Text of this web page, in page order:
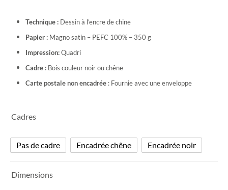
Technique : Dessin à l’encre de chine
Papier : Magno satin – PEFC 100% – 350 g
Impression:Quadri
Cadre : Bois couleur noir ou chêne
Carte postale non encadrée : Fournie avec une enveloppe
Cadres
Pas de cadre Encadrée chêne Encadrée noir
Dimensions